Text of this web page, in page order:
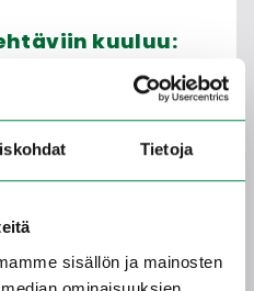
Tietoja
sisällön ja mainosten
kuuluu:
Puolustusvoimiin,
ja vapaaehtoisiin
Puolustusvoimien ja